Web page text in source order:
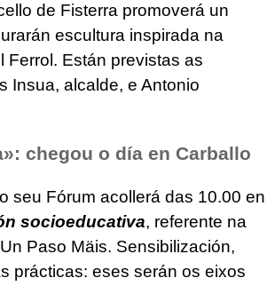
de Fisterra promoverá un
escultura inspirada na
Ferrol. Están previstas as
Insua, alcalde, e Antonio
chegou o día en Carballo
seu Fórum acollerá das 10.00 en
socioeducativa, referente na
Paso Mäis. Sensibilización,
prácticas: eses serán os eixos